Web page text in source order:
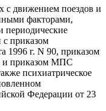
с движением поездов и
факторами,
периодические
с приказом
1996 г. N 90, приказом
и приказом МПС
психиатрическое
Федерации от 23